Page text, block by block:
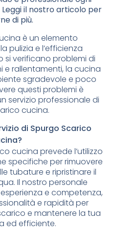
il nostro articolo per
di più.
è un elemento
pulizia e l’efficienza
si verificano problemi di
e rallentamenti, la cucina
sgradevole e poco
questi problemi è
servizio professionale di
cucina.
di Spurgo Scarico
cucina prevede l’utilizzo
specifiche per rimuovere
tubature e ripristinare il
Il nostro personale
e competenza,
e rapidità per
e mantenere la tua
ed efficiente.